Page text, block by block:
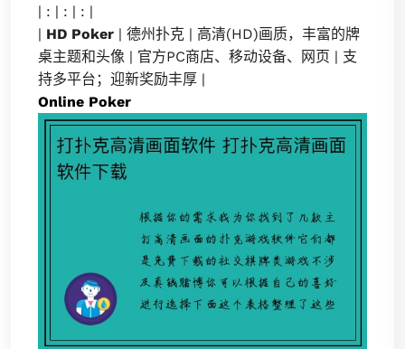
| : | : | : |
| HD Poker | 德州扑克 | 高清(HD)画质，丰富的牌
桌主题和头像 | 官方PC商店、移动设备、网页 | 支
持多平台；迎新奖励丰厚 |
Online Poker